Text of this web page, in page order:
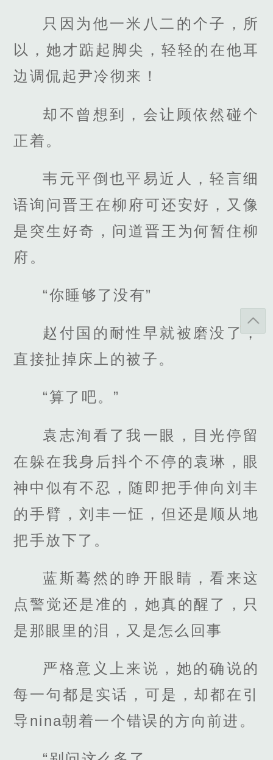
只因为他一米八二的个子，所
以，她才踮起脚尖，轻轻的在他耳
边调侃起尹冷彻来！
却不曾想到，会让顾依然碰个
正着。
韦元平倒也平易近人，轻言细
语询问晋王在柳府可还安好，又像
是突生好奇，问道晋王为何暂住柳
府。
“你睡够了没有”
赵付国的耐性早就被磨没了，
直接扯掉床上的被子。
“算了吧。”
袁志洵看了我一眼，目光停留
在躲在我身后抖个不停的袁琳，眼
神中似有不忍，随即把手伸向刘丰
的手臂，刘丰一怔，但还是顺从地
把手放下了。
蓝斯蓦然的睁开眼睛，看来这
点警觉还是准的，她真的醒了，只
是那眼里的泪，又是怎么回事
严格意义上来说，她的确说的
每一句都是实话，可是，却都在引
导nina朝着一个错误的方向前进。